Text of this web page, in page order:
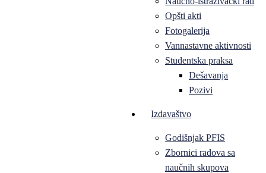
Opšti akti
Fotogalerija
Vannastavne aktivnosti
Studentska praksa
Dešavanja
Pozivi
Izdavaštvo
Godišnjak PFIS
Zbornici radova sa
naučnih skupova